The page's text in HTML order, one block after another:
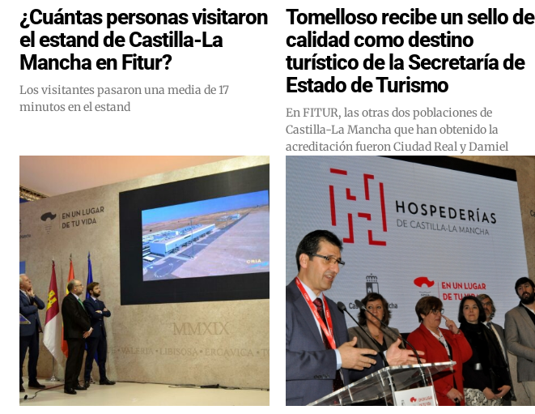
¿Cuántas personas visitaron
el estand de Castilla-La
Mancha en Fitur?
Los visitantes pasaron una media de 17
minutos en el estand
Tomelloso recibe un sello de
calidad como destino
turístico de la Secretaría de
Estado de Turismo
En FITUR, las otras dos poblaciones de
Castilla-La Mancha que han obtenido la
acreditación fueron Ciudad Real y Damiel